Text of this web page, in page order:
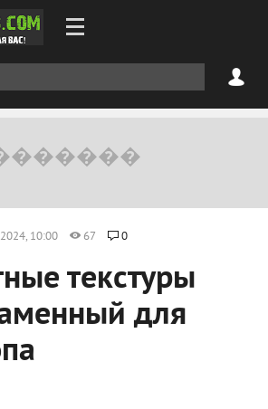
10:00 67 0
текстуры
для